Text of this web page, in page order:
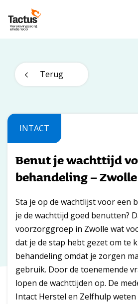
Spring naar content
Terug
INTACT
Benut je wachttijd
behandeling – Zwolle
Sta je op de wachtlijst voor een
je de wachttijd goed benutten?
voorzorggroep in Zwolle wat
dat je de stap hebt gezet om te
behandeling omdat je zorgen
gebruik. Door de toenemende
lopen de wachttijden op. De
Intact Herstel en Zelfhulp